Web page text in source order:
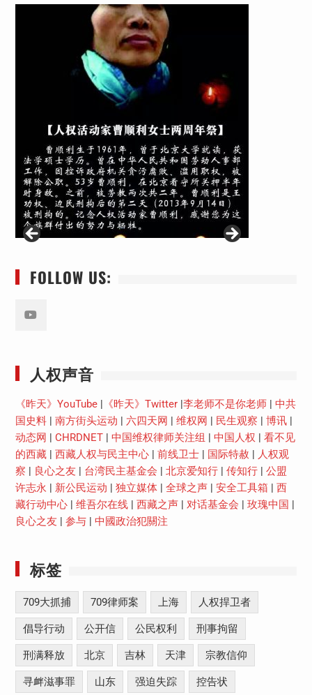
FOLLOW US:
人权声音
《昨天》YouTube| 《昨天》Twitter| 李老师不是你老师| 中共
国史料| 南方街头运动 六四天网 维权网 民生观察 博讯|
动态网
CHRDNET| 中国维权律师关注组 中国人权
看不见
的西藏| 西藏人权与民主中心| 前线卫士| 国际特赦
人权观
察
良心之友 台湾民主基金会 北京爱知行| 传知行| 公盟
许志永
新公民运动 独立媒体| 全球之声| 安全工具箱
西
藏行动中心| 维吾尔在线| 西藏之声| 对话基金会 玫瑰中国
良心之友
参与| 中國政治犯關注
标签
709大抓捕 709律师案 上海 人权捍卫者
倡导行动 公开信 公民权利 刑事拘留
刑满释放 北京 吉林 天津 宗教信仰
寻衅滋事罪 山东 强迫失踪 控告状